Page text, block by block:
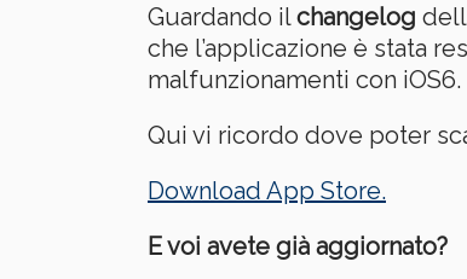
Guardando ilchangelog
che l’applicazione è stata
malfunzionamenti con iOS6.
Qui vi ricordo dove poter
Download App Store.
E voi avete già aggiornato?